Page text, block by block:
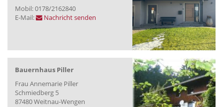
Mobil: 0178/2162840
E-Mail:
Nachricht senden
Bauernhaus Piller
Frau Annemarie Piller
Schmiedberg 5
87480 Weitnau-Wengen